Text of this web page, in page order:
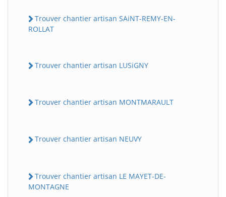
Trouver chantier artisan SAiNT-REMY-EN-
ROLLAT
Trouver chantier artisan LUSiGNY
Trouver chantier artisan MONTMARAULT
Trouver chantier artisan NEUVY
Trouver chantier artisan LE MAYET-DE-
MONTAGNE